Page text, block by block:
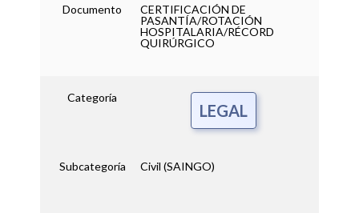
Documento
CERTIFICACIÓN DE
PASANTÍA/ROTACIÓN
HOSPITALARIA/RÉCORD
QUIRÚRGICO
Categoría
LEGAL
Subcategoría Civil (SAINGO)